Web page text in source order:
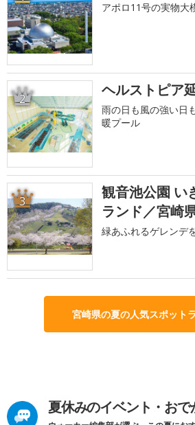
アポロ11号の実物大
2 ヘルストピア
雨の日も風の強い日
暖プール
3
観音池公園 い
ランド／宮崎
緑あふれるゲレンデ
宮崎県の夏の人気スポット
夏休みのイベント・お